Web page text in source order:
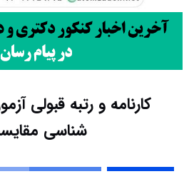
کارنامه و رتبه قبولی
شناسی